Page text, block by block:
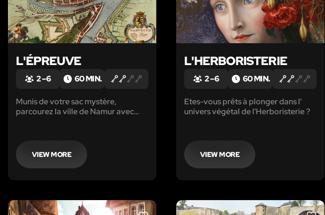
L'ÉPREUVE
2 – 6 60 MIN.
Munis de votre sac mystère,
parcourez la ville de Namur avec
mission.VIEW MORE
L'HERBORISTERIE
2 – 6 60 MIN.
Etes-vous prêts à plonger dans l'
univers végétal de l'Herboristerie ?
VIEW MORE